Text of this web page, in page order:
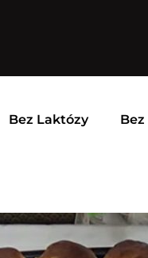
Bez Laktózy